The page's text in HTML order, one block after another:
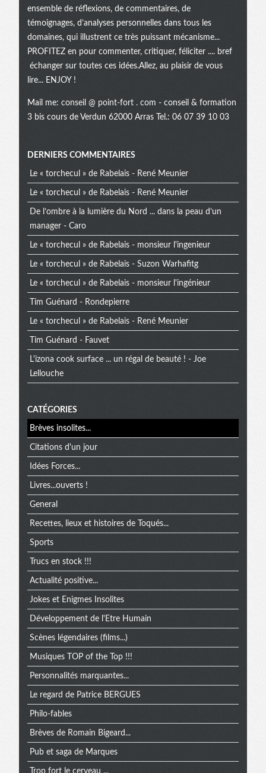
ensemble de réflexions, de commentaires, de
témoignages, d’analyses personnelles dans tous les
domaines, qui illustrent ce très puissant mécanisme...
PROFITEZ en pour commenter, critiquer, féliciter .... bref
échanger sur toutes ces idées.Allez, au plaisir de vous
lire... ENJOY !
Mail me: conseil @ point-fort . com - conseil & formation
3 bis cours de Verdun 62000 Arras Tel.: 06 07 39 10 03
Menu
extra
DERNIERS COMMENTAIRES
Le « torchecul » de Rabelais - René Meunier
Le « torchecul » de Rabelais - René Meunier
De l’ombre à la lumière du Nord ... dans la peau d’un
manager - Caro
Le « torchecul » de Rabelais - monsieur l'ingenieur
Le « torchecul » de Rabelais - Suzon Warhafitg
Le « torchecul » de Rabelais - monsieur l'ingénieur
Tim Guénard - Rondepierre
Le « torchecul » de Rabelais - René Meunier
Tim Guénard - Fauvet
L'izona cook surface ... un régal de beauté ! - Joe
Lellouche
CATÉGORIES
Brèves insolites...
Citations d'un jour
Idées Forces...
Livres...ouverts !
General
Recettes, lieux et histoires de Toqués...
Sports
Trucs en stock !!!
Actualité positive...
Jokes et Enigmes Insolites
Développement de l'Etre Humain
Scènes légendaires (films...)
Musiques TOP of the Top !!!
Personnalités marquantes...
Le regard de Patrice BERGUES
Philo-fables
Brèves de Romain Bigeard...
Pub et saga de Marques
Trop fort le cerveau ...